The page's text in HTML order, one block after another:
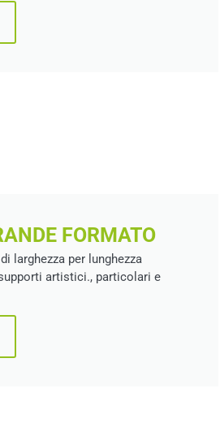
FORMATO
larghezza per lunghezza
artistici., particolari e